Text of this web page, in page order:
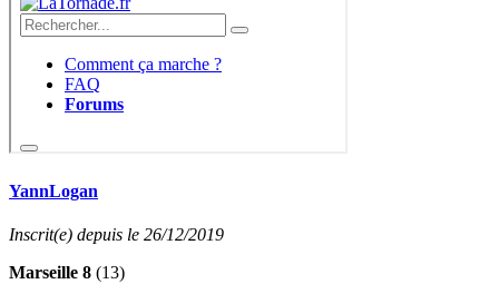
YannLogan
Inscrit(e) depuis le 26/12/2019
Marseille 8 (13)